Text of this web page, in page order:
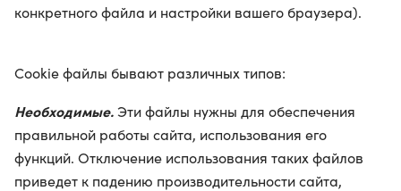
конкретного файла и настройки вашего браузера).
Cookie файлы бывают различных типов:
Необходимые.Эти файлы нужны для обеспечения
правильной работы сайта, использования его
функций. Отключение использования таких файлов
приведет к падению производительности сайта,